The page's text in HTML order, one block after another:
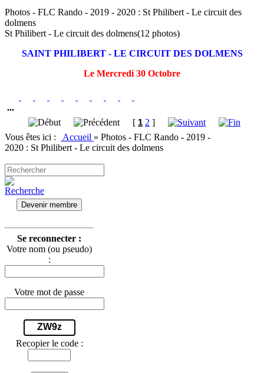
Photos - FLC Rando - 2019 - 2020 : St Philibert - Le circuit des
dolmens
St Philibert - Le circuit des dolmens(12 photos)
SAINT PHILIBERT - LE CIRCUIT DES DOLMENS
Le Mercredi 30 Octobre
...
[ 1 2 ]
Vous êtes ici :
Accueil » Photos - FLC Rando - 2019 -
2020 : St Philibert - Le circuit des dolmens
Devenir membre
Se reconnecter :
Votre nom (ou pseudo)
:
Votre mot de passe
ZW9z
Recopier le code :